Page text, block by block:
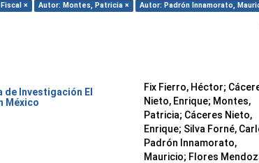
× Autor: Montes, Patricia × Autor: Padrón Innamorato,
de Investigación El
México
Fix Fierro, Héctor;
Nieto, Enrique; Montes,
Patricia; Cáceres Nieto,
Enrique; Silva Forné,
Padrón Innamorato,
Mauricio; Flores